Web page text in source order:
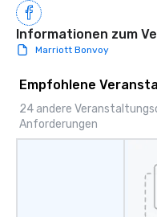
Informationen zum
Marriott Bonvoy
Empfohlene
24 andere
Anforderungen